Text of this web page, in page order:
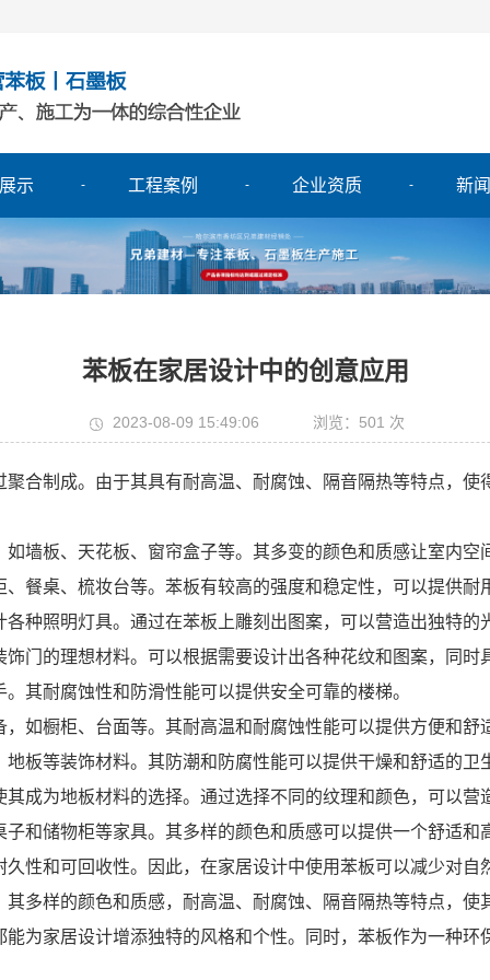
示 工程案例 企业资质 新
苯板在家居设计中的创意应用
2023-08-09 15:49:06 浏览：501 次
制成。由于其具有耐高温、耐腐蚀、隔音隔热等特点，使
板、天花板、窗帘盒子等。其多变的颜色和质感让室内空
桌、梳妆台等。苯板有较高的强度和稳定性，可以提供耐
照明灯具。通过在苯板上雕刻出图案，可以营造出独特的
的理想材料。可以根据需要设计出各种花纹和图案，同时
耐腐蚀性和防滑性能可以提供安全可靠的楼梯。
橱柜、台面等。其耐高温和耐腐蚀性能可以提供方便和舒
等装饰材料。其防潮和防腐性能可以提供干燥和舒适的卫
为地板材料的选择。通过选择不同的纹理和颜色，可以营
储物柜等家具。其多样的颜色和质感可以提供一个舒适和
和可回收性。因此，在家居设计中使用苯板可以减少对自
样的颜色和质感，耐高温、耐腐蚀、隔音隔热等特点，使
为家居设计增添独特的风格和个性。同时，苯板作为一种